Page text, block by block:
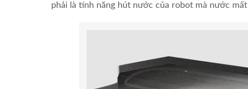
phải là tính năng hút nước của robot mà nước